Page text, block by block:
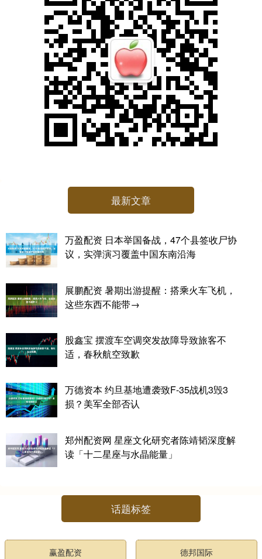
最新文章
万盈配资 日本举国备战，47个县签收尸协
议，实弹演习覆盖中国东南沿海
展鹏配资 暑期出游提醒：搭乘火车飞机，
这些东西不能带→
股鑫宝 摆渡车空调突发故障导致旅客不
适，春秋航空致歉
万德资本 约旦基地遭袭致F-35战机3毁3
损？美军全部否认
郑州配资网 星座文化研究者陈靖韬深度解
读「十二星座与水晶能量」
话题标签
赢盈配资 德邦国际